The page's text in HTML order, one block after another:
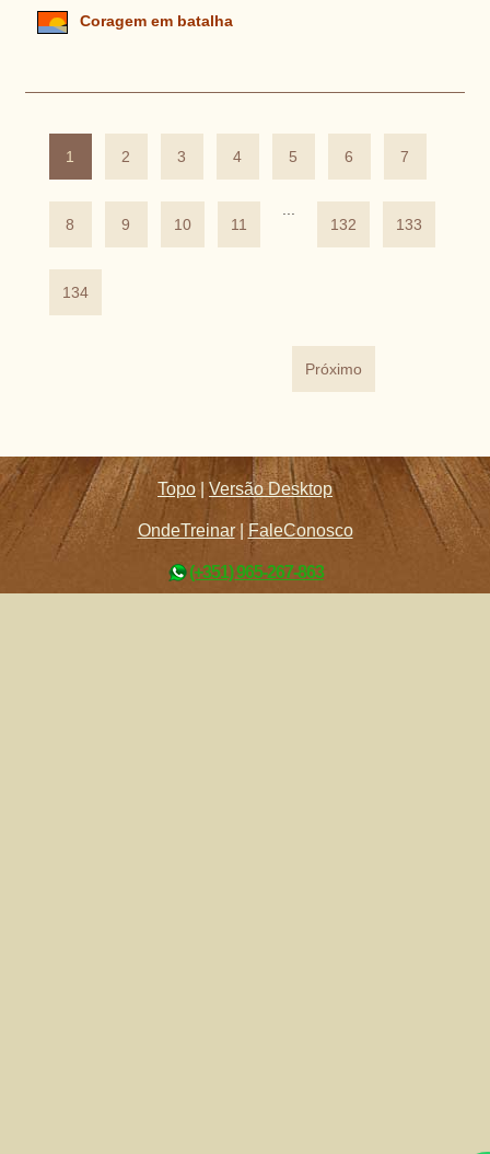
Coragem em batalha
1 2 3 4 5 6 7
8 9 10 11
132
133
134
Próximo
Topo |Versão Desktop
OndeTreinar| FaleConosco
(+351) 965-267-863